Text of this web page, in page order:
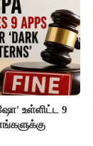
உள்ளிட்ட 9